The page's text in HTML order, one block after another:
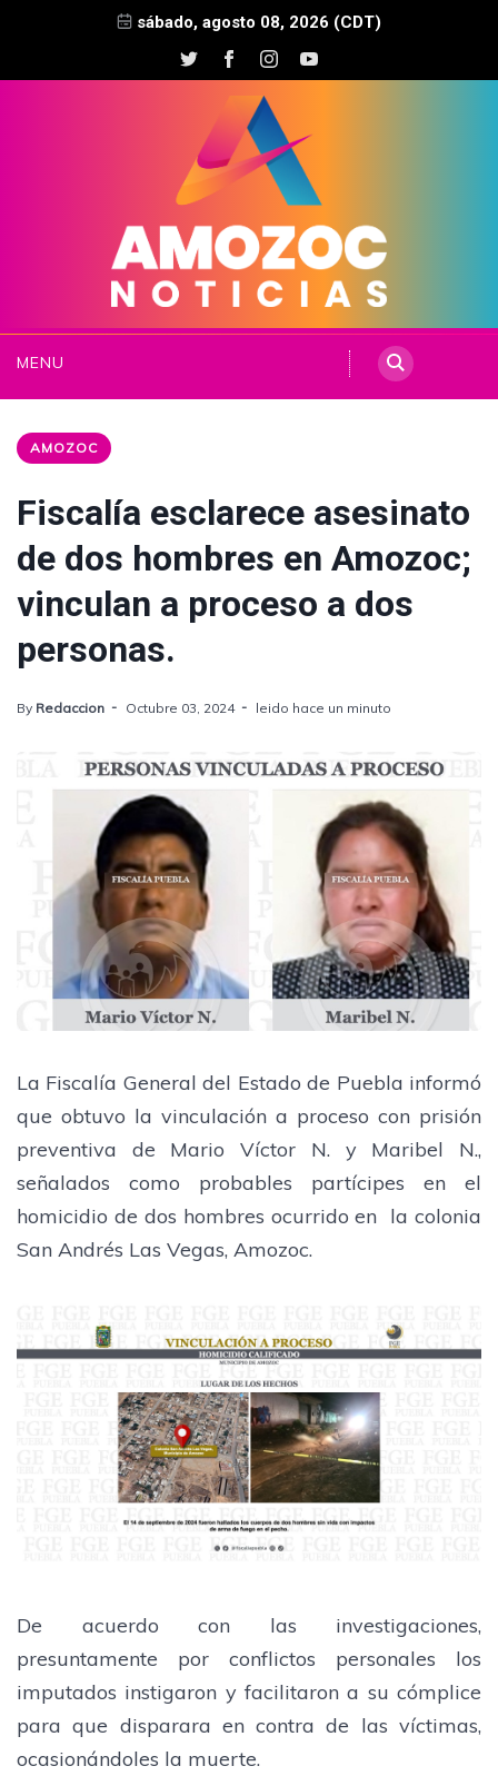
sábado, agosto 08, 2026 (CDT)
MENU
AMOZOC
Fiscalía esclarece asesinato
de dos hombres en Amozoc;
vinculan a proceso a dos
personas.
By Redaccion Octubre 03, 2024 leido hace un minuto
La Fiscalía General del Estado de Puebla informó
que obtuvo la vinculación a proceso con prisión
preventiva de Mario Víctor N. y Maribel N.,
señalados como probables partícipes en el
homicidio de dos hombres ocurrido en la colonia
San Andrés Las Vegas, Amozoc.
De acuerdo con las investigaciones,
presuntamente por conflictos personales los
imputados instigaron y facilitaron a su cómplice
para que disparara en contra de las víctimas,
ocasionándoles la muerte.